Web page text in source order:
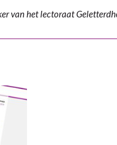
van het lectoraat